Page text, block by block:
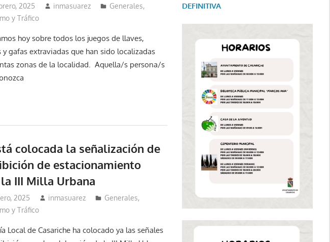
2025 inmasuarez Generales,
y Tráfico
hoy sobre todos los juegos de llaves,
y gafas extraviadas que han sido localizadas
zonas de la localidad. Aquella/s persona/s
colocada la señalización de
de estacionamiento
III Milla Urbana
2025 inmasuarez Generales,
y Tráfico
Local de Casariche ha colocado ya las señales
DEFINITIVA